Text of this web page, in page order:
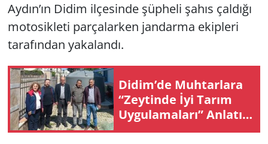
Aydın’ın Didim ilçesinde şüpheli şahıs çaldığı
motosikleti parçalarken jandarma ekipleri
tarafından yakalandı.
Didim’de Muh­tar­la­ra
“Zey­tin­de İyi Tarım
Uy­gu­la­ma­la­rı” An­la­tıl­
dı
RESMİ İLANLAR
SAĞLIK
SİYASET
SPOR